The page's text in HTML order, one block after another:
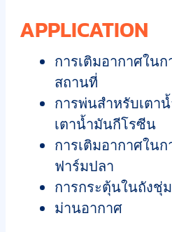
APPLICATION
การเติมอากาศใน
สถานที่
การพ่นสำหรับเตา
เตาน้ำมันกีโรซีน
การเติมอากาศใน
ฟาร์มปลา
การกระตุ้นในถังชุ่
ม่านอากาศ